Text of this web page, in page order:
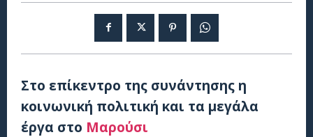
Στο επίκεντρο της συνάντησης η
κοινωνική πολιτική και τα μεγάλα
έργα στο Μαρούσι